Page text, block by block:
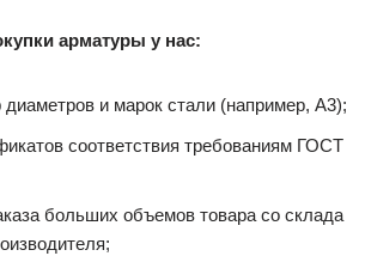
арматуры у нас:
и марок стали (например, А3);
соответствия требованиям ГОСТ
больших объемов товара со склада